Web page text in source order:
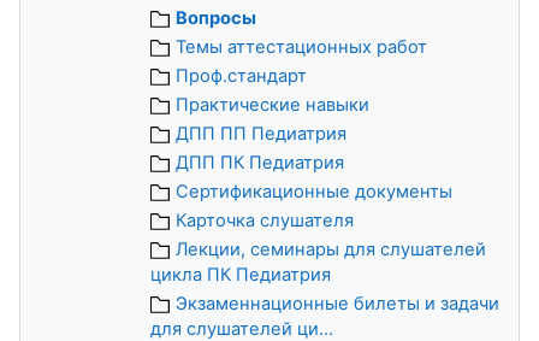
Вопросы
Темы аттестационных работ
Проф.стандарт
Практические навыки
ДПП ПП Педиатрия
ДПП ПК Педиатрия
Сертификационные документы
Карточка слушателя
Лекции, семинары для слушателей
цикла ПК Педиатрия
Экзаменнационные билеты и задачи
для слушателей ци...